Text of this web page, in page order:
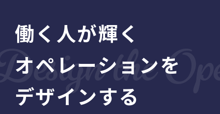
働く人が輝く
オペレーションを
デザインする